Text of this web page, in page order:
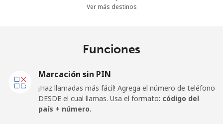
⁦21.5¢⁩
46 min por
Celular
⁦€10⁩
Ver más destinos
Funciones
Marcación sin PIN
¡Haz llamadas más fácil! Agrega el número de teléfono
DESDE el cual llamas. Usa el formato: código del
país + número.